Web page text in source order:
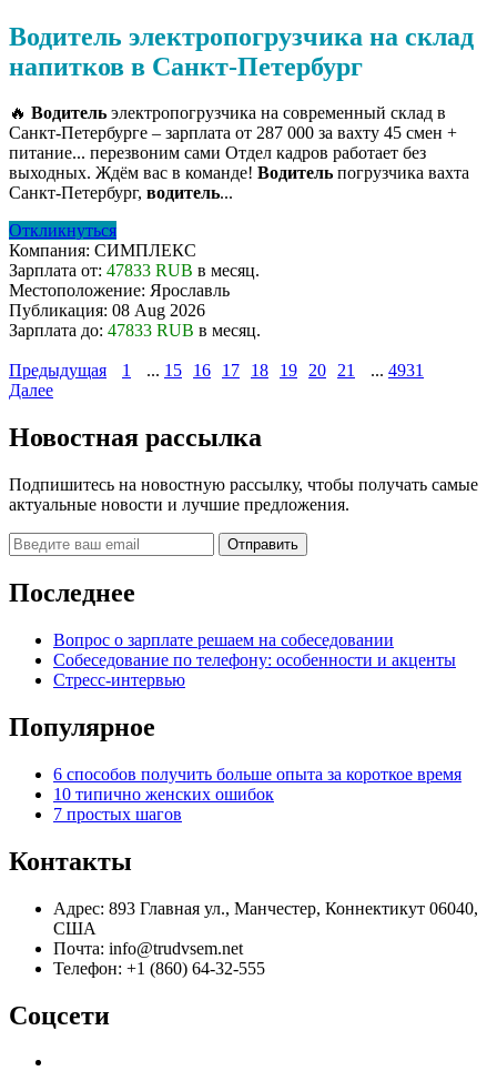
Водитель электропогрузчика на склад
напитков в Санкт-Петербург
🔥 Водитель электропогрузчика на современный склад в
Санкт-Петербурге – зарплата от 287 000 за вахту 45 смен +
питание... перезвоним сами Отдел кадров работает без
выходных. Ждём вас в команде! Водитель погрузчика вахта
Санкт-Петербург, водитель...
Откликнуться
Компания: СИМПЛЕКС
Зарплата от: 47833 RUB в месяц.
Местоположение: Ярославль
Публикация: 08 Aug 2026
Зарплата до: 47833 RUB в месяц.
Предыдущая 1 ... 15 16 17 18 19 20 21 ... 4931
Далее
Новостная рассылка
Подпишитесь на новостную рассылку, чтобы получать самые
актуальные новости и лучшие предложения.
Последнее
Вопрос о зарплате решаем на собеседовании
Собеседование по телефону: особенности и акценты
Стресс-интервью
Популярное
6 способов получить больше опыта за короткое время
10 типично женских ошибок
7 простых шагов
Контакты
Адрес: 893 Главная ул., Манчестер, Коннектикут 06040,
США
Почта: info@trudvsem.net
Телефон: +1 (860) 64-32-555
Соцсети